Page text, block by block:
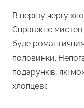
В першу чергу
Справжнє
буде
половинки.
подарунків, які
хлопцеві: